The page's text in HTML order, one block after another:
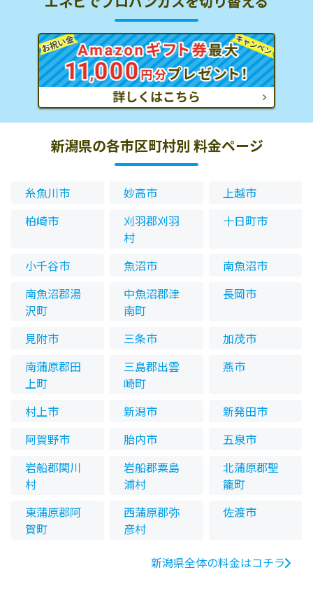
新潟県の各市区町村別 料金ページ
糸魚川市 妙高市
上越市
柏崎市
刈羽郡刈羽
村
十日町市
小千谷市 魚沼市
南魚沼市
南魚沼郡湯
沢町
中魚沼郡津
南町
長岡市
見附市 三条市
加茂市
南蒲原郡田
上町
三島郡出雲
崎町
燕市
村上市 新潟市
新発田市
阿賀野市
胎内市
五泉市
岩船郡関川
村
岩船郡粟島
浦村
北蒲原郡聖
籠町
東蒲原郡阿
賀町
西蒲原郡弥
彦村
佐渡市
新潟県全体の料金はコチラ